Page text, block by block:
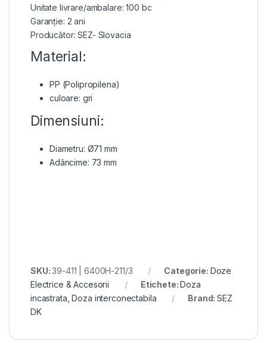
Unitate livrare/ambalare: 100 bc
Garanție: 2 ani
Producător: SEZ- Slovacia
Material:
PP (Polipropilena)
culoare: gri
Dimensiuni:
Diametru: Ø71 mm
Adâncime: 73 mm
SKU:39-411 | 6400H-211/3 Categorie: Doze
Electrice & Accesorii
Etichete:Doza
incastrata ,Doza interconectabila Brand:SEZ
DK